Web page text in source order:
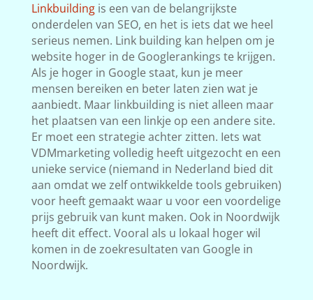
Linkbuildingis een van de belangrijkste
onderdelen van SEO, en het is iets dat we heel
serieus nemen. Link building kan helpen om je
website hoger in de Googlerankings te krijgen.
Als je hoger in Google staat, kun je meer
mensen bereiken en beter laten zien wat je
aanbiedt. Maar linkbuilding is niet alleen maar
het plaatsen van een linkje op een andere site.
Er moet een strategie achter zitten. Iets wat
VDMmarketing volledig heeft uitgezocht en een
unieke service (niemand in Nederland bied dit
aan omdat we zelf ontwikkelde tools gebruiken)
voor heeft gemaakt waar u voor een voordelige
prijs gebruik van kunt maken. Ook in Noordwijk
heeft dit effect. Vooral als u lokaal hoger wil
komen in de zoekresultaten van Google in
Noordwijk.